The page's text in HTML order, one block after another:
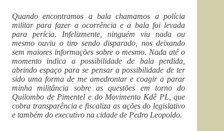
Quando encontramos a bala chamamos a polícia
militar para fazer a ocorrência e a bala foi levada
para perícia. Infelizmente, ninguém viu nada ou
mesmo ouviu o tiro sendo disparado, nos deixando
sem maiores informações sobre o mesmo. Nada até o
momento indica a possibilidade de bala perdida,
abrindo espaço para se pensar a possibilidade de ter
sido uma forma de me amedrontar e coagir a parar
minha militância sobre as questões em torno do
Quilombo de Pimentel e do Movimento Kdê PL, que
cobra transparência e fiscaliza as ações do legislativo
e também do executivo na cidade de Pedro Leopoldo.